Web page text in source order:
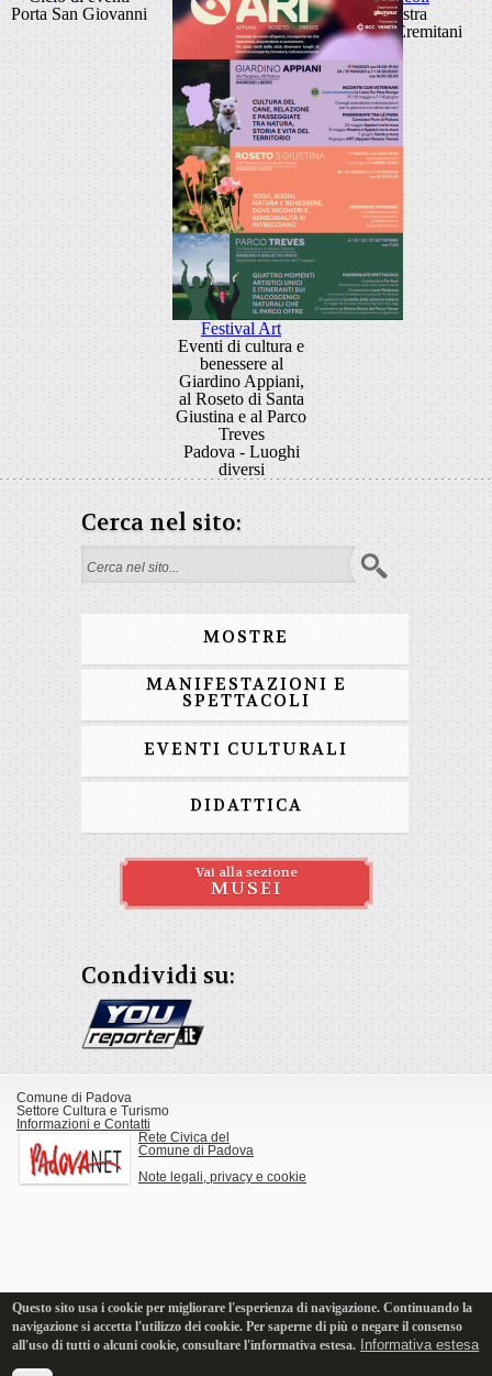
Mostra
Museo Eremitani
Porta San Giovanni
Festival Art
Eventi di cultura e
benessere al
Giardino Appiani,
al Roseto di Santa
Giustina e al Parco
Treves
Padova - Luoghi
diversi
Cerca nel sito:
Search form
MOSTRE
MANIFESTAZIONI E
SPETTACOLI
EVENTI CULTURALI
DIDATTICA
Vai alla sezione
MUSEI
Condividi su:
Comune di Padova
Settore Cultura e Turismo
Informazioni e Contatti
Rete Civica del
Comune di Padova
Note legali, privacy e cookie
Questo sito usa i cookie per migliorare l'esperienza di navigazione. Continuando la
navigazione si accetta l'utilizzo dei cookie. Per saperne di più o negare il consenso
all'uso di tutti o alcuni cookie, consultare l'informativa estesa. Informativa estesa